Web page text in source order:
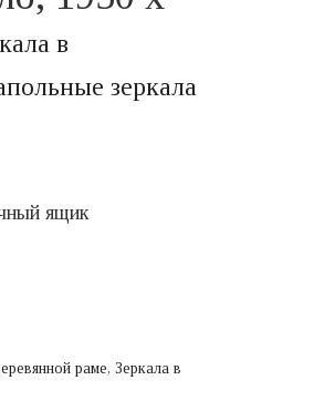
в
зеркала
ящик
раме, Зеркала в